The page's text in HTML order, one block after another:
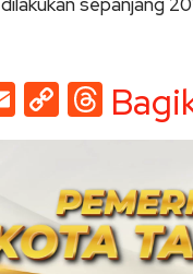
EmailCopy
Link